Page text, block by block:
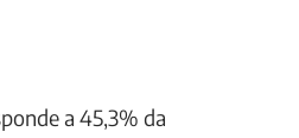
a 45,3% da